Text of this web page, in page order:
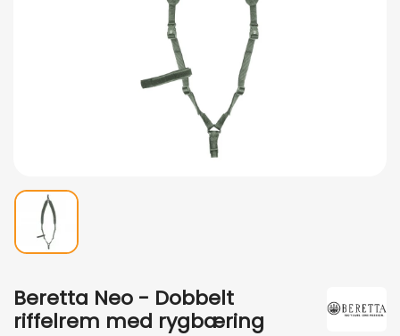
Beretta Neo - Dobbelt
riffelrem med rygbæring